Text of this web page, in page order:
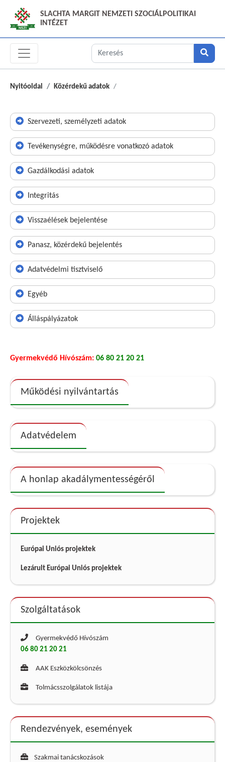
SLACHTA MARGIT NEMZETI SZOCIÁLPOLITIKAI
INTÉZET
Nyitóoldal Közérdekű adatok
Szervezeti, személyzeti adatok
Tevékenységre, működésre vonatkozó adatok
Gazdálkodási adatok
Integritás
Visszaélések bejelentése
Panasz, közérdekű bejelentés
Adatvédelmi tisztviselő
Egyéb
Álláspályázatok
Gyermekvédő Hívószám: 06 80 21 20 21
Működési nyilvántartás
Adatvédelem
A honlap akadálymentességéről
Projektek
Európai Uniós projektek
Lezárult Európai Uniós projektek
Szolgáltatások
Gyermekvédő Hívószám
06 80 21 20 21
AAK Eszközkölcsönzés
Tolmácsszolgálatok listája
Rendezvények, események
Szakmai tanácskozások